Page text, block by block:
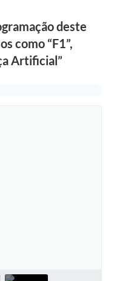
deste
como “F1”,
Artificial”